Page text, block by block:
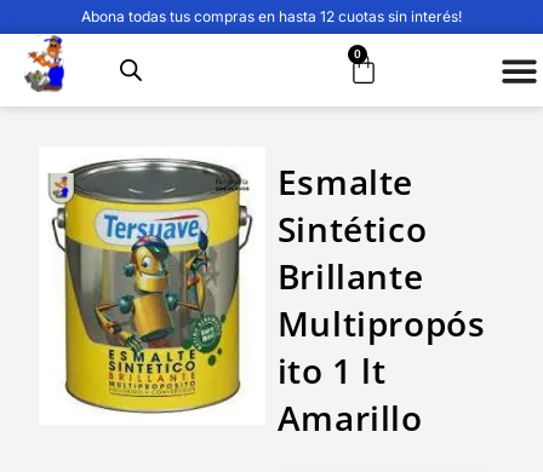
Abona todas tus compras en hasta 12 cuotas sin interés!
0
Esmalte
Sintético
Brillante
Multipropós
ito 1 lt
Amarillo